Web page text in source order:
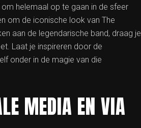
helemaal op te gaan in de sfeer
om de iconische look van The
aan de legendarische band, draag je
Laat je inspireren door de
onder in de magie van die
MEDIA EN VIA